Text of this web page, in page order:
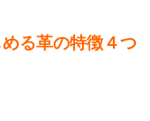
る革の特徴４つ